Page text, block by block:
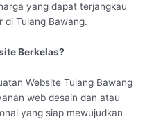
yang dapat terjangkau
di Tulang Bawang.
Berkelas?
Website Tulang Bawang
web desain dan atau
yang siap mewujudkan